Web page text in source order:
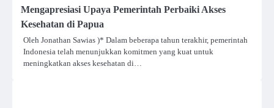
Mengapresiasi Upaya Pemerintah Perbaiki Akses
Kesehatan di Papua
Oleh Jonathan Sawias )* Dalam beberapa tahun terakhir, pemerintah
Indonesia telah menunjukkan komitmen yang kuat untuk
meningkatkan akses kesehatan di…